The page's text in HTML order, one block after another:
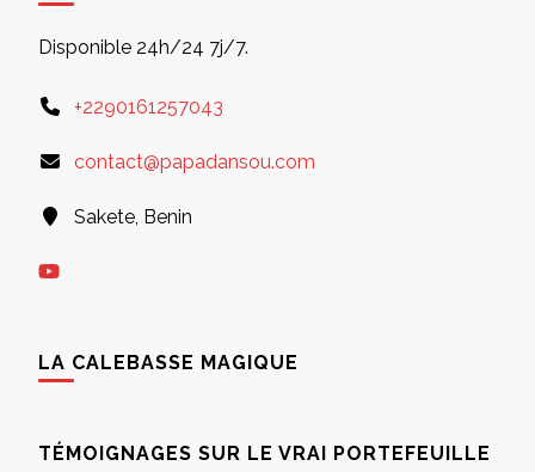
Disponible 24h/24 7j/7.
+2290161257043
contact@papadansou.com
Sakete, Benin
LA CALEBASSE MAGIQUE
TÉMOIGNAGES SUR LE VRAI PORTEFEUILLE